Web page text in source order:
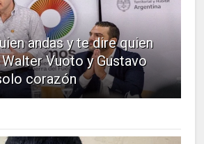
andas y te dire quien
Vuoto y Gustavo
corazón